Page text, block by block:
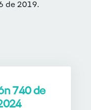
de 2019.
740 de